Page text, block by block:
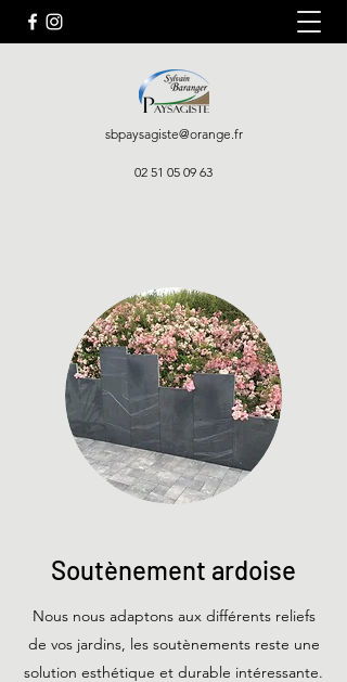
sbpaysagiste@orange.fr
02 51 05 09 63
Soutènement ardoise
Nous nous adaptons aux différents reliefs
de vos jardins, les soutènements reste une
solution esthétique et durable intéressante.